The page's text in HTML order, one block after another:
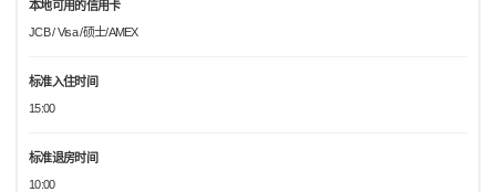
本地可用的信用卡
JCB / Visa /硕士/AMEX
标准入住时间
15:00
标准退房时间
10:00